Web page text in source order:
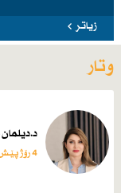
زیاتر
وتار
4 رۆژ پێش ئێستا